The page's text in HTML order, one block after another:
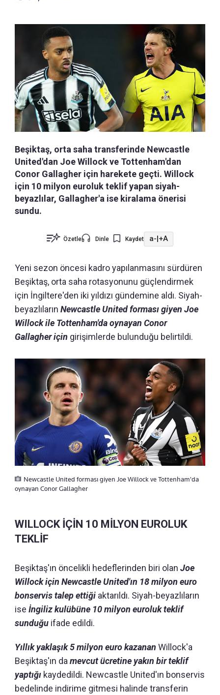
Beşiktaş, orta saha transferinde Newcastle
United'dan Joe Willock ve Tottenham'dan
Conor Gallagher için harekete geçti. Willock
için 10 milyon euroluk teklif yapan siyah-
beyazlılar, Gallagher'a ise kiralama önerisi
sundu.
Özetle Dinle Kaydet a-|+A
Yeni sezon öncesi kadro yapılanmasını sürdüren
Beşiktaş, orta saha rotasyonunu güçlendirmek
için İngiltere'den iki yıldızı gündemine aldı. Siyah-
beyazlıların Newcastle United forması giyen Joe
Willock ile Tottenham'da oynayan Conor
Gallagher için girişimlerde bulunduğu belirtildi.
Newcastle United forması giyen Joe Willock ve Tottenham'da
oynayan Conor Gallagher
WILLOCK İÇİN 10 MİLYON EUROLUK
TEKLİF
Beşiktaş'ın öncelikli hedeflerinden biri olan Joe
Willock için Newcastle United'ın 18 milyon euro
bonservis talep ettiği aktarıldı. Siyah-beyazlıların
ise İngiliz kulübüne 10 milyon euroluk teklif
sunduğu ifade edildi.
Yıllık yaklaşık 5 milyon euro kazanan Willock'a
Beşiktaş'ın da mevcut ücretine yakın bir teklif
yaptığı kaydedildi. Newcastle United'ın bonservis
bedelinde indirime gitmesi halinde transferin